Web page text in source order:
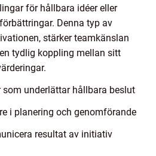
för hållbara idéer eller
Denna typ av
stärker teamkänslan
tydlig koppling mellan sitt
underlättar hållbara beslut
i planering och genomförande
resultat av initiativ